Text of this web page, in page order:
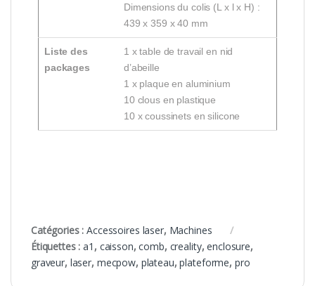
Dimensions du colis (L x l x H) :
439 x 359 x 40 mm
Liste des
packages
1 x table de travail en nid
d’abeille
1 x plaque en aluminium
10 clous en plastique
10 x coussinets en silicone
Catégories :Accessoires laser, Machines
Étiquettes :a1 , caisson,comb, creality,enclosure,
graveur, laser, mecpow, plateau,plateforme, pro